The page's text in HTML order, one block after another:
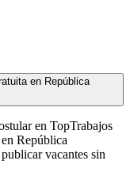
en República
en TopTrabajos
República
vacantes sin